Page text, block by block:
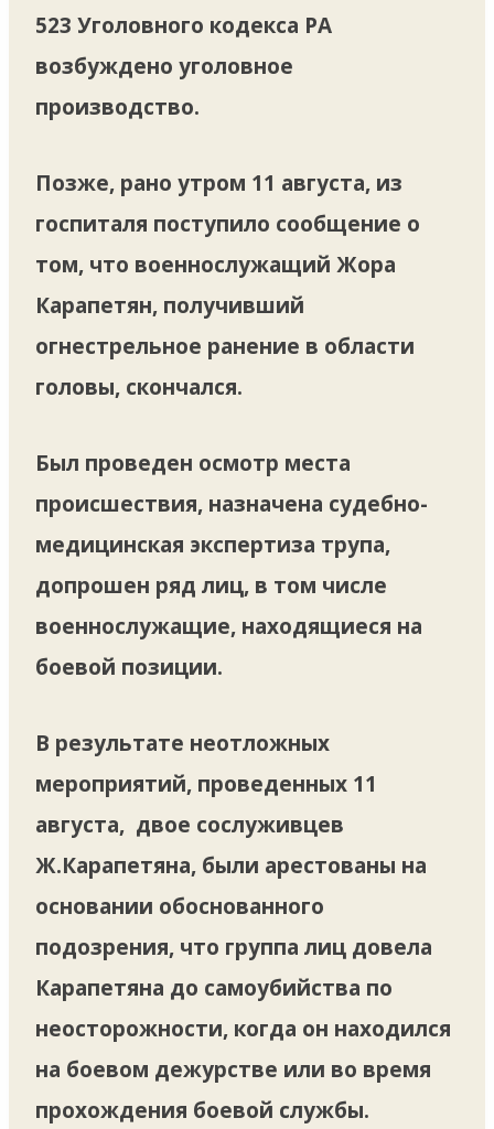
523 Уголовного кодекса РА
возбуждено уголовное
производство.
Позже, рано утром 11 августа, из
госпиталя поступило сообщение о
том, что военнослужащий Жора
Карапетян, получивший
огнестрельное ранение в области
головы, скончался.
Был проведен осмотр места
происшествия, назначена судебно-
медицинская экспертиза трупа,
допрошен ряд лиц, в том числе
военнослужащие, находящиеся на
боевой позиции.
В результате неотложных
мероприятий, проведенных 11
августа, двое сослуживцев
Ж.Карапетяна, были арестованы на
основании обоснованного
подозрения, что группа лиц довела
Карапетяна до самоубийства по
неосторожности, когда он находился
на боевом дежурстве или во время
прохождения боевой службы.